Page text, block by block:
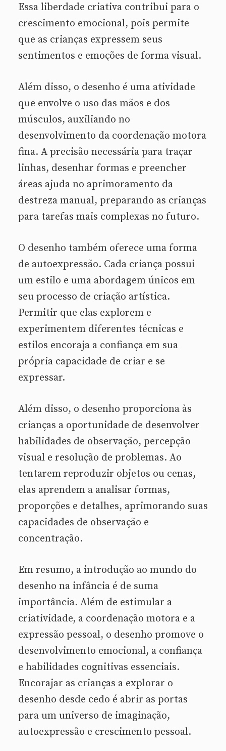
Essa liberdade criativa contribui para o
crescimento emocional, pois permite
que as crianças expressem seus
sentimentos e emoções de forma visual.
Além disso, o desenho é uma atividade
que envolve o uso das mãos e dos
músculos, auxiliando no
desenvolvimento da coordenação motora
fina. A precisão necessária para traçar
linhas, desenhar formas e preencher
áreas ajuda no aprimoramento da
destreza manual, preparando as crianças
para tarefas mais complexas no futuro.
O desenho também oferece uma forma
de autoexpressão. Cada criança possui
um estilo e uma abordagem únicos em
seu processo de criação artística.
Permitir que elas explorem e
experimentem diferentes técnicas e
estilos encoraja a confiança em sua
própria capacidade de criar e se
expressar.
Além disso, o desenho proporciona às
crianças a oportunidade de desenvolver
habilidades de observação, percepção
visual e resolução de problemas. Ao
tentarem reproduzir objetos ou cenas,
elas aprendem a analisar formas,
proporções e detalhes, aprimorando suas
capacidades de observação e
concentração.
Em resumo, a introdução ao mundo do
desenho na infância é de suma
importância. Além de estimular a
criatividade, a coordenação motora e a
expressão pessoal, o desenho promove o
desenvolvimento emocional, a confiança
e habilidades cognitivas essenciais.
Encorajar as crianças a explorar o
desenho desde cedo é abrir as portas
para um universo de imaginação,
autoexpressão e crescimento pessoal.